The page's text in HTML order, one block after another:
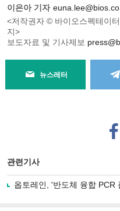
이은아 기자
<저작권자 © 바이오스펙테이
지>
보도자료 및 기사제보
뉴스레터
페
이
로
관련기사
옵토레인, '반도체 융합 PCR